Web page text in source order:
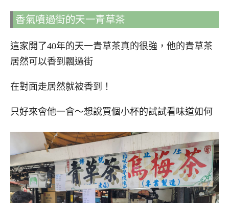
香氣噴過街的天一青草茶
這家開了40年的天一青草茶真的很強，他的青草茶
居然可以香到飄過街
在對面走居然就被香到！
只好來會他一會～想說買個小杯的試試看味道如何